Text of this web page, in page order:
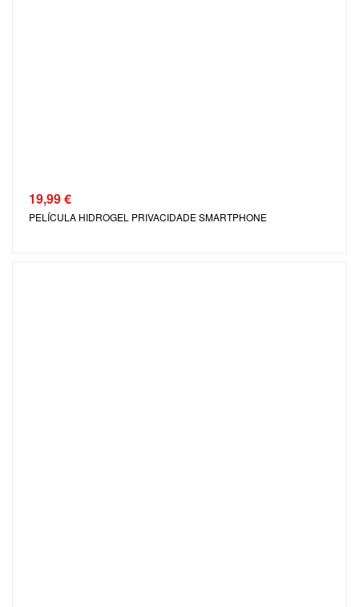
19,99€
PELÍCULA HIDROGEL PRIVACIDADE SMARTPHONE